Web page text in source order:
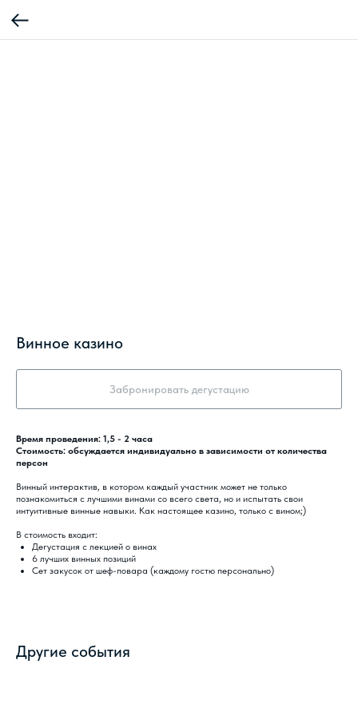
Винное казино
Забронировать дегустацию
Время проведения: 1,5 - 2 часа
Стоимость: обсуждается индивидуально в зависимости от количества
персон
Винный интерактив, в котором каждый участник может не только
познакомиться с лучшими винами со всего света, но и испытать свои
интуитивные винные навыки. Как настоящее казино, только с вином;)
В стоимость входит:
Дегустация с лекцией о винах
6 лучших винных позиций
Сет закусок от шеф-повара (каждому гостю персонально)
Другие события